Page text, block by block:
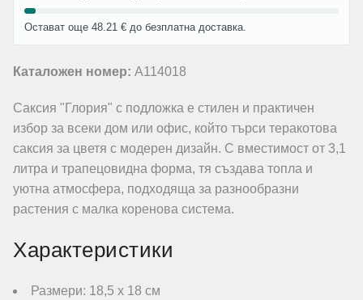
Остават още 48.21 € до безплатна доставка.
Каталожен номер: A114018
Саксия "Глория" с подложка е стилен и практичен
избор за всеки дом или офис, който търси теракотова
саксия за цветя с модерен дизайн. С вместимост от 3,1
литра и трапецовидна форма, тя създава топла и
уютна атмосфера, подходяща за разнообразни
растения с малка коренова система.
Характеристики
Размери: 18,5 х 18 см